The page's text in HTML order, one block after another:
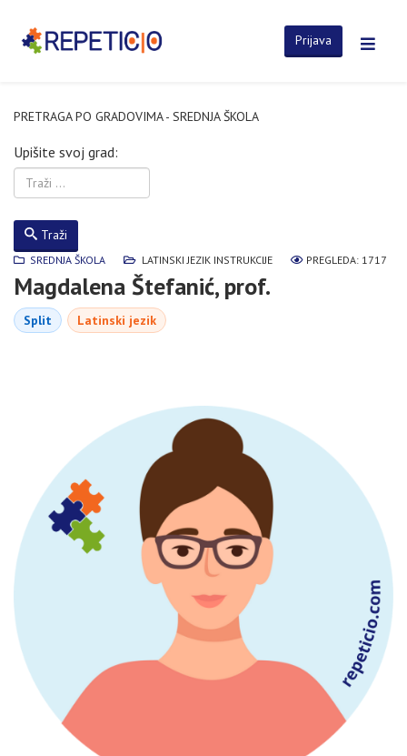
Prijava
PRETRAGA PO GRADOVIMA - SREDNJA ŠKOLA
Upišite svoj grad:
Traži
SREDNJA ŠKOLA LATINSKI JEZIK INSTRUKCIJE PREGLEDA: 1717
Magdalena Štefanić, prof.
Split Latinski jezik